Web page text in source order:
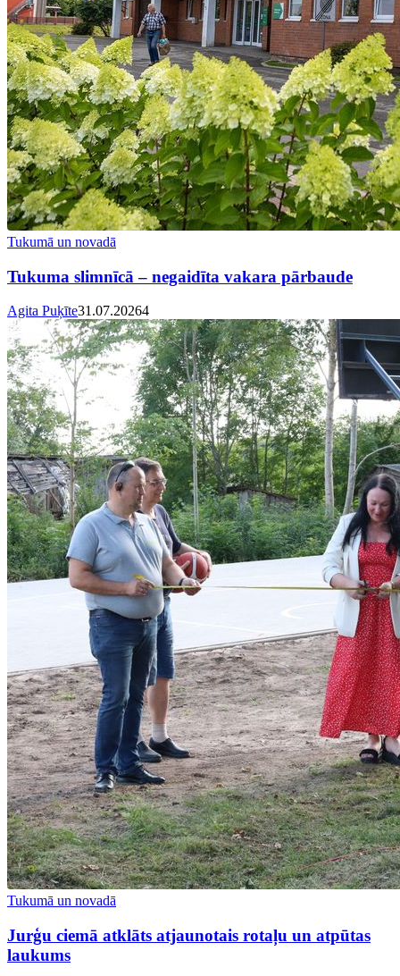
Tukumā un novadā
Tukuma slimnīcā – negaidīta vakara pārbaude
Agita Puķīte31.07.20264
Tukumā un novadā
Jurģu ciemā atklāts atjaunotais rotaļu un atpūtas
laukums